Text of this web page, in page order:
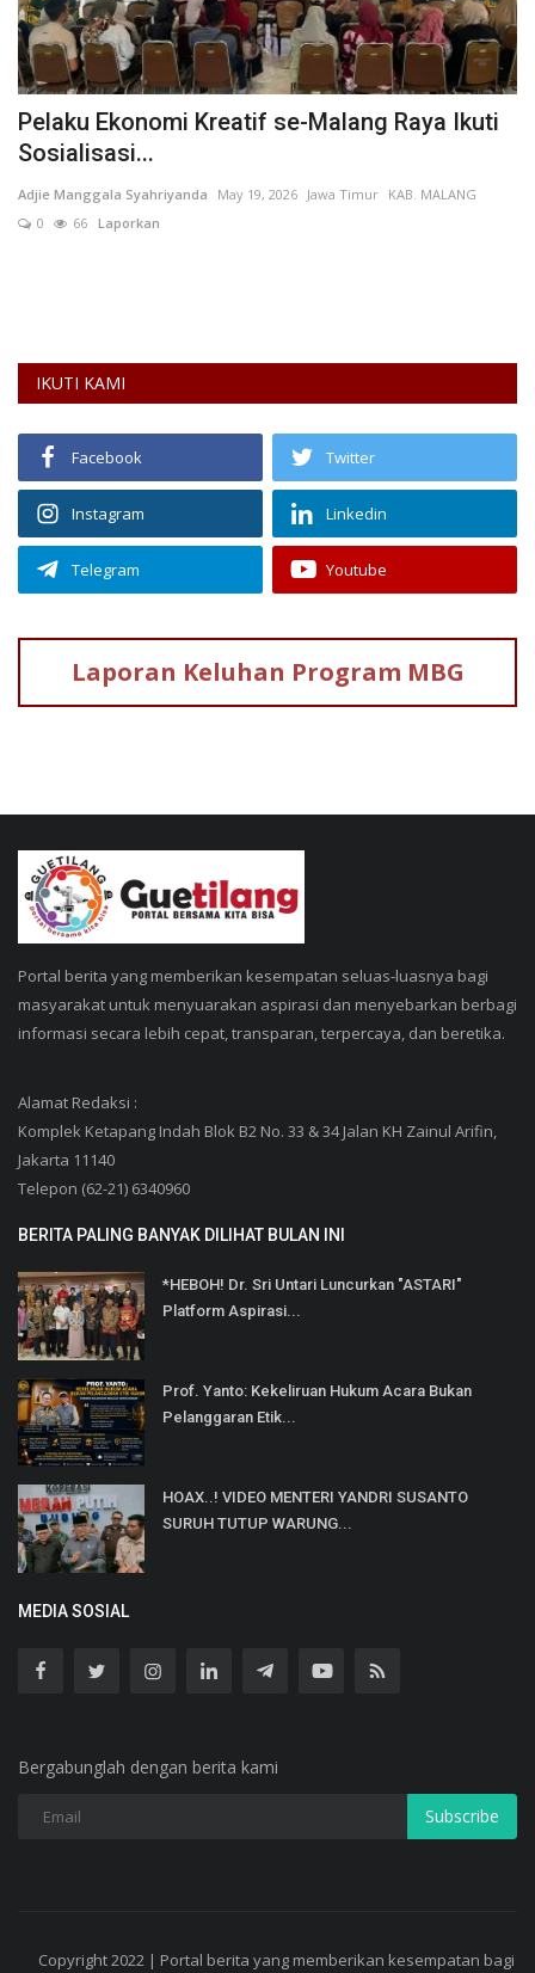
Pelaku Ekonomi Kreatif se-Malang Raya Ikuti
Sosialisasi...
Adjie Manggala Syahriyanda May 19, 2026 Jawa Timur KAB. MALANG
0
66 Laporkan
IKUTI KAMI
Facebook Twitter
Instagram Linkedin
Telegram Youtube
Laporan Keluhan Program MBG
Portal berita yang memberikan kesempatan seluas-luasnya bagi
masyarakat untuk menyuarakan aspirasi dan menyebarkan berbagi
informasi secara lebih cepat, transparan, terpercaya, dan beretika.
Alamat Redaksi :
Komplek Ketapang Indah Blok B2 No. 33 & 34 Jalan KH Zainul Arifin,
Jakarta 11140
Telepon (62-21) 6340960
BERITA PALING BANYAK DILIHAT BULAN INI
*HEBOH! Dr. Sri Untari Luncurkan "ASTARI"
Platform Aspirasi...
Prof. Yanto: Kekeliruan Hukum Acara Bukan
Pelanggaran Etik...
HOAX..! VIDEO MENTERI YANDRI SUSANTO
SURUH TUTUP WARUNG...
MEDIA SOSIAL
Bergabunglah dengan berita kami
Subscribe
Copyright 2022 | Portal berita yang memberikan kesempatan bagi